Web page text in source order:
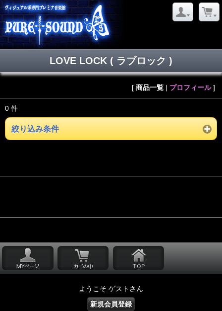
LOVE LOCK ( ラブロック )
[ 商品一覧 | プロフィール]
0 件
絞り込み条件
ようこそ ゲストさん
新規会員登録